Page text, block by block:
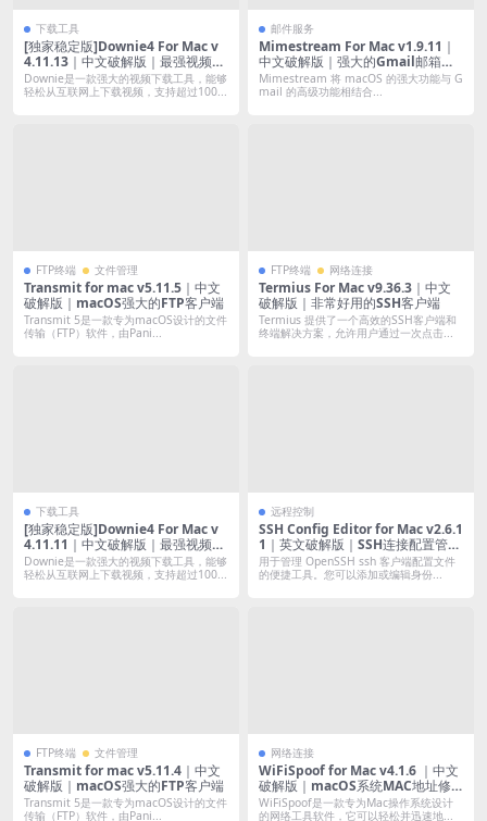
下载工具
[独家稳定版]Downie4 For Mac v
4.11.13｜中文破解版｜最强视频嗅
探下载(支持油管B站抖音小红书优
酷土豆腾讯等)
Downie是一款强大的视频下载工具，能够
轻松从互联网上下载视频，支持超过100...
邮件服务
Mimestream For Mac v1.9.11｜
中文破解版｜强大的Gmail邮箱客
户端
Mimestream 将 macOS 的强大功能与 G
mail 的高级功能相结合...
FTP终端 文件管理
Transmit for mac v5.11.5｜中文
破解版｜macOS强大的FTP客户端
Transmit 5是一款专为macOS设计的文件
传输（FTP）软件，由Pani...
FTP终端 网络连接
Termius For Mac v9.36.3｜中文
破解版｜非常好用的SSH客户端
Termius 提供了一个高效的SSH客户端和
终端解决方案，允许用户通过一次点击...
下载工具
[独家稳定版]Downie4 For Mac v
4.11.11｜中文破解版｜最强视频嗅
探下载(支持油管B站抖音小红书优
酷土豆腾讯等)
Downie是一款强大的视频下载工具，能够
轻松从互联网上下载视频，支持超过100...
远程控制
SSH Config Editor for Mac v2.6.1
1｜英文破解版｜SSH连接配置管理
工具
用于管理 OpenSSH ssh 客户端配置文件
的便捷工具。您可以添加或编辑身份...
FTP终端 文件管理
Transmit for mac v5.11.4｜中文
破解版｜macOS强大的FTP客户端
Transmit 5是一款专为macOS设计的文件
传输（FTP）软件，由Pani...
网络连接
WiFiSpoof for Mac v4.1.6 ｜中文
破解版｜macOS系统MAC地址修
改工具
WiFiSpoof是一款专为Mac操作系统设计
的网络工具软件，它可以轻松并迅速地...